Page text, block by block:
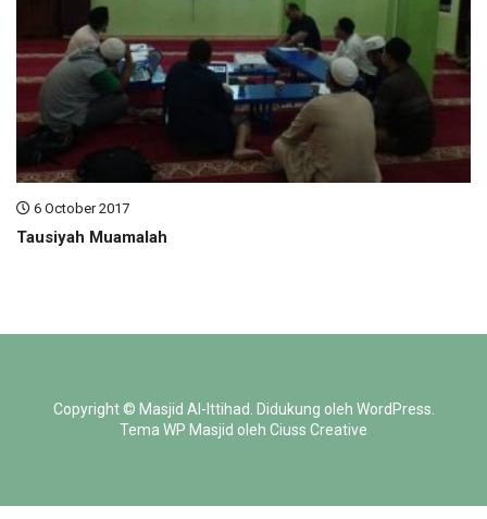
6 October 2017
Tausiyah Muamalah
Copyright © Masjid Al-Ittihad. Didukung oleh WordPress.
Tema WP Masjid oleh Ciuss Creative